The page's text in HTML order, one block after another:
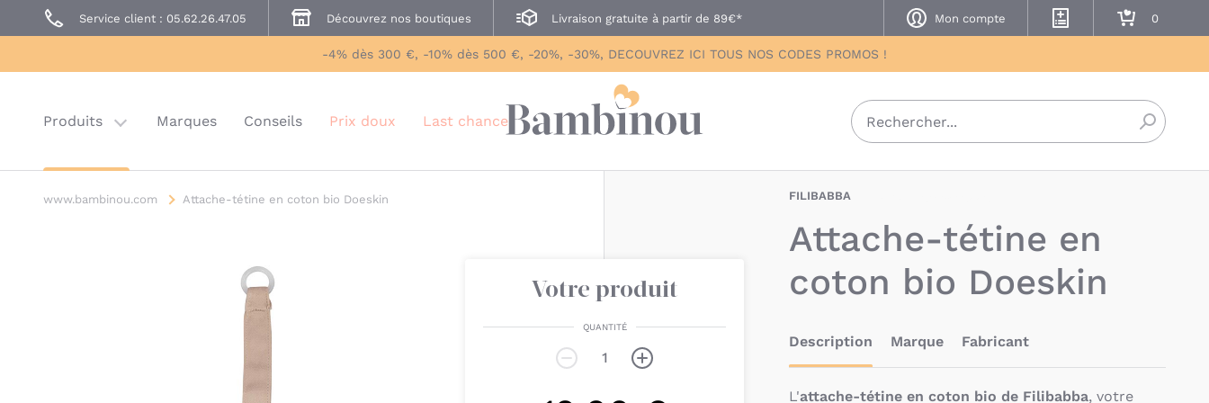
Service client : 05.62.26.47.05 Découvrez nos boutiques Livraison gratuite à partir de 89€* Mon compte
Mes listes de naissance
Mon panier
-4% dès 300 €, -10% dès 500 €, -20%, -30%, DECOUVREZ ICI TOUS NOS CODES PROMOS !
Produits
Prêt à Porter
Last chance
Marques Conseils Prix doux Last chance
www.bambinou.com Attache-tétine en coton bio Doeskin FILIBABBA
Attache-tétine en
coton bio Doeskin
Votre produit
QUANTITÉ
Description Marque Fabricant
‌‌L'attache-tétine en coton bio de Filibabba, votre